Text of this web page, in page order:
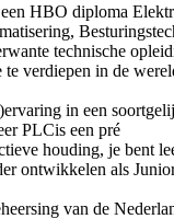
HBO diploma
technische
te verdiepen in de
in een
PLCis een pré
houding, je bent
ontwikkelen als
van de